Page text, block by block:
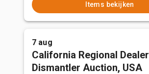
Items bekijken
7 aug
California Regional Dealer
Dismantler Auction, USA